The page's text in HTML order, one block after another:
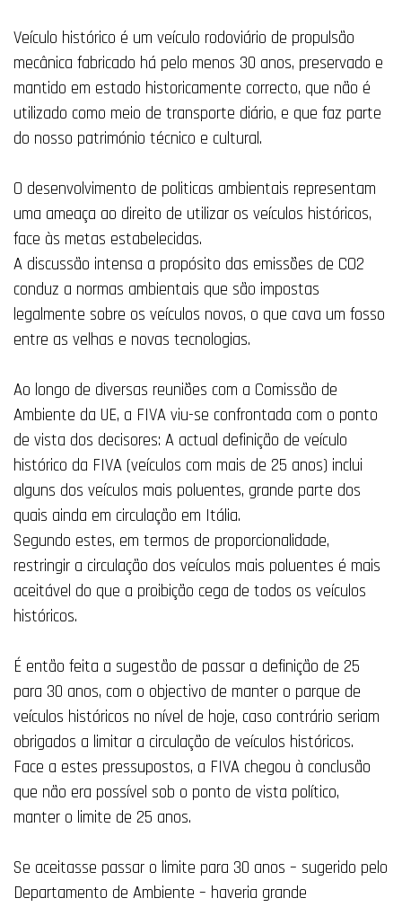
Veículo histórico é um veículo rodoviário de propulsão
mecânica fabricado há pelo menos 30 anos, preservado e
mantido em estado historicamente correcto, que não é
utilizado como meio de transporte diário, e que faz parte
do nosso património técnico e cultural.
O desenvolvimento de politicas ambientais representam
uma ameaça ao direito de utilizar os veículos históricos,
face às metas estabelecidas.
A discussão intensa a propósito das emissões de CO2
conduz a normas ambientais que são impostas
legalmente sobre os veículos novos, o que cava um fosso
entre as velhas e novas tecnologias.
Ao longo de diversas reuniões com a Comissão de
Ambiente da UE, a FIVA viu-se confrontada com o ponto
de vista dos decisores: A actual definição de veículo
histórico da FIVA (veículos com mais de 25 anos) inclui
alguns dos veículos mais poluentes, grande parte dos
quais ainda em circulação em Itália.
Segundo estes, em termos de proporcionalidade,
restringir a circulação dos veículos mais poluentes é mais
aceitável do que a proibição cega de todos os veículos
históricos.
É então feita a sugestão de passar a definição de 25
para 30 anos, com o objectivo de manter o parque de
veículos históricos no nível de hoje, caso contrário seriam
obrigados a limitar a circulação de veículos históricos.
Face a estes pressupostos, a FIVA chegou à conclusão
que não era possível sob o ponto de vista político,
manter o limite de 25 anos.
Se aceitasse passar o limite para 30 anos – sugerido pelo
Departamento de Ambiente – haveria grande